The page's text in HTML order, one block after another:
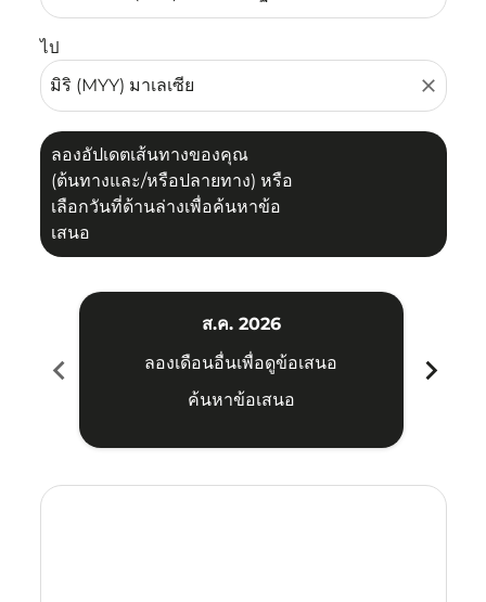
ไป
close
ลองอัปเดตเส้นทางของคุณ
(ต้นทางและ/หรือปลายทาง) หรือ
เลือกวันที่ด้านล่างเพื่อค้นหาข้อ
เสนอ
chevron_left
ส.ค. 2026
ลองเดือนอื่นเพื่อดูข้อเสนอ
ค้นหาข้อเสนอ
chevron_right